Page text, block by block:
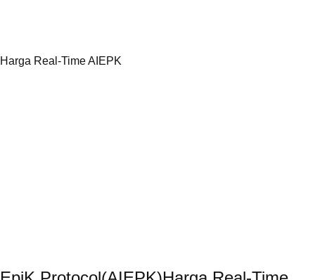
Harga Real-Time AIEPK